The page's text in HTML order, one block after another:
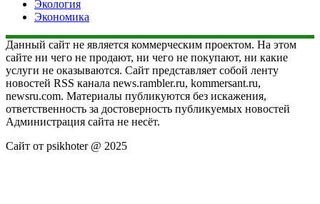
Экология
Экономика
Данный сайт не является коммерческим проектом. На этом
сайте ни чего не продают, ни чего не покупают, ни какие
услуги не оказываются. Сайт представляет собой ленту
новостей RSS канала news.rambler.ru, kommersant.ru,
newsru.com. Материалы публикуются без искажения,
ответственность за достоверность публикуемых новостей
Администрация сайта не несёт.
Сайт от psikhoter @ 2025